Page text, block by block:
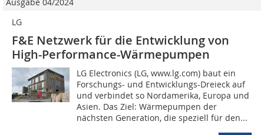
LG
F&E Netzwerk für die Entwicklung von
High-Performance-Wärmepumpen
LG Electronics (LG, www.lg.com) baut ein
Forschungs- und Entwicklungs-Dreieck auf
und verbindet so Nordamerika, Europa und
Asien. Das Ziel: Wärmepumpen der
nächsten Generation, die speziell für den...